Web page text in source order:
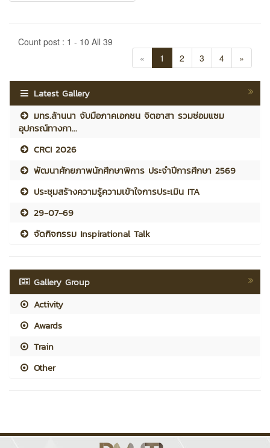
Count post : 1 - 10 All 39
«
1 2 3 4 »
Latest Gallery
มทร.ล้านนา จับมือภาคเอกชน จิตอาสา รวมซ่อมแซม
อุปกรณ์ทางกา...
CRCI 2026
พัฒนาศักยภาพนักศึกษาพิการ ประจำปีการศึกษา 2569
ประชุมสร้างความรู้ความเข้าใจการประเมิน ITA
29-07-69
จัดกิจกรรม Inspirational Talk
Gallery Group
Activity
Awards
Train
Other